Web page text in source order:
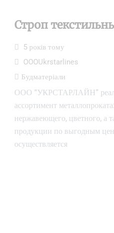
Строп
5 років тому
OOOUkrstarlines
Будматеріали
ООО “УКРСТАРЛАЙН”
ассортимент
нержавеющего, цветного, а
продукции по выгодным
осуществляется